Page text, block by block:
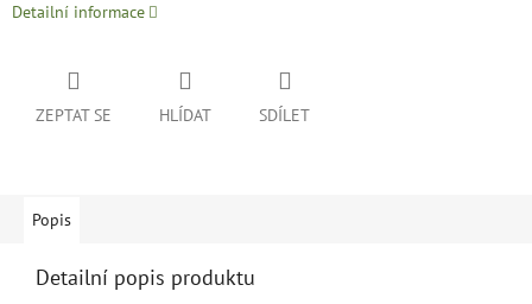
Detailní informace
ZEPTAT SE HLÍDAT SDÍLET
Popis
Detailní popis produktu